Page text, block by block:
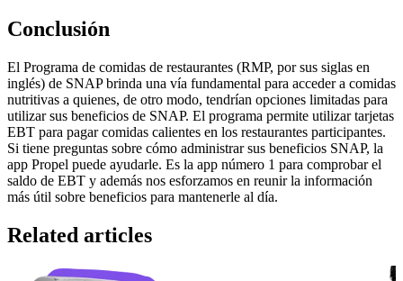
Conclusión
El Programa de comidas de restaurantes (RMP, por sus siglas en
inglés) de SNAP brinda una vía fundamental para acceder a comidas
nutritivas a quienes, de otro modo, tendrían opciones limitadas para
utilizar sus beneficios de SNAP. El programa permite utilizar tarjetas
EBT para pagar comidas calientes en los restaurantes participantes.
Si tiene preguntas sobre cómo administrar sus beneficios SNAP, la
app Propel puede ayudarle. Es la app número 1 para comprobar el
saldo de EBT y además nos esforzamos en reunir la información
más útil sobre beneficios para mantenerle al día.
Related articles